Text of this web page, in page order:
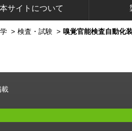
本サイトについて
> 検査・試験 > 嗅覚官能検査自動化